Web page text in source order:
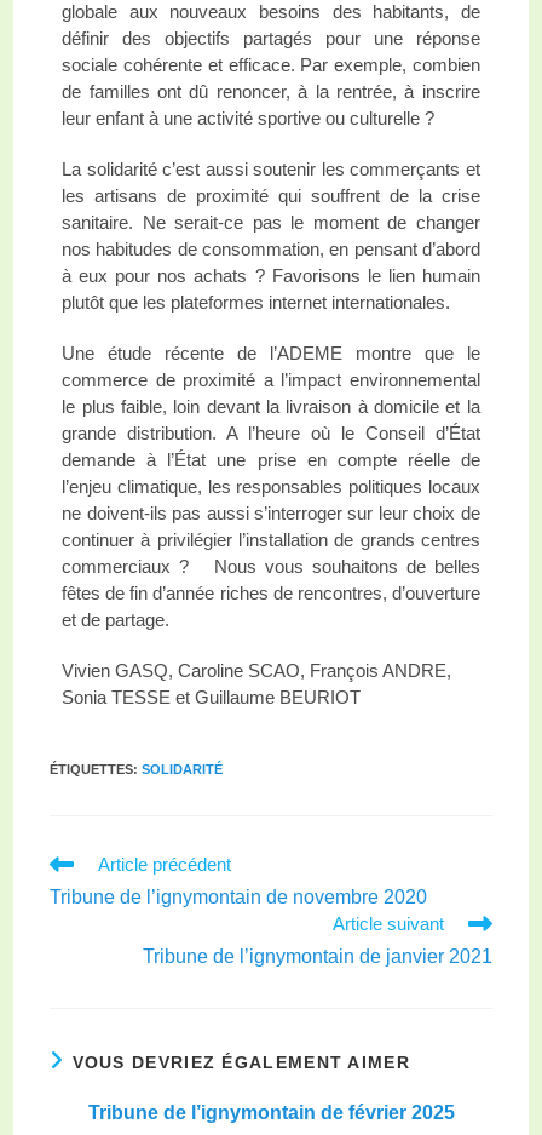
globale aux nouveaux besoins des habitants, de
définir des objectifs partagés pour une réponse
sociale cohérente et efficace. Par exemple, combien
de familles ont dû renoncer, à la rentrée, à inscrire
leur enfant à une activité sportive ou culturelle ?
La solidarité c’est aussi soutenir les commerçants et
les artisans de proximité qui souffrent de la crise
sanitaire. Ne serait-ce pas le moment de changer
nos habitudes de consommation, en pensant d’abord
à eux pour nos achats ? Favorisons le lien humain
plutôt que les plateformes internet internationales.
Une étude récente de l’ADEME montre que le
commerce de proximité a l’impact environnemental
le plus faible, loin devant la livraison à domicile et la
grande distribution. A l’heure où le Conseil d’État
demande à l’État une prise en compte réelle de
l’enjeu climatique, les responsables politiques locaux
ne doivent-ils pas aussi s’interroger sur leur choix de
continuer à privilégier l’installation de grands centres
commerciaux ? Nous vous souhaitons de belles
fêtes de fin d’année riches de rencontres, d’ouverture
et de partage.
Vivien GASQ, Caroline SCAO, François ANDRE,
Sonia TESSE et Guillaume BEURIOT
ÉTIQUETTES:SOLIDARITÉ
Article précédent
Tribune de l’ignymontain de novembre 2020
Article suivant
Tribune de l’ignymontain de janvier 2021
VOUS DEVRIEZ ÉGALEMENT AIMER
Tribune de l’ignymontain de février 2025